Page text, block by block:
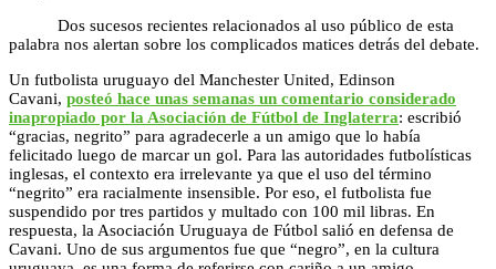
Dos sucesos recientes relacionados al uso público de esta
palabra nos alertan sobre los complicados matices detrás del debate.
Un futbolista uruguayo del Manchester United, Edinson
Cavani, posteó hace unas semanas un comentario considerado
inapropiado por la Asociación de Fútbol de Inglaterra: escribió
“gracias, negrito” para agradecerle a un amigo que lo había
felicitado luego de marcar un gol. Para las autoridades futbolísticas
inglesas, el contexto era irrelevante ya que el uso del término
“negrito” era racialmente insensible. Por eso, el futbolista fue
suspendido por tres partidos y multado con 100 mil libras. En
respuesta, la Asociación Uruguaya de Fútbol salió en defensa de
Cavani. Uno de sus argumentos fue que “negro”, en la cultura